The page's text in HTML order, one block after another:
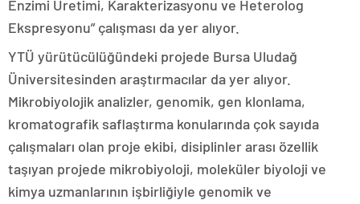
Enzimi Üretimi, Karakterizasyonu ve Heterolog
Ekspresyonu” çalışması da yer alıyor.
YTÜ yürütücülüğündeki projede Bursa Uludağ
Üniversitesinden araştırmacılar da yer alıyor.
Mikrobiyolojik analizler, genomik, gen klonlama,
kromatografik saflaştırma konularında çok sayıda
çalışmaları olan proje ekibi, disiplinler arası özellik
taşıyan projede mikrobiyoloji, moleküler biyoloji ve
kimya uzmanlarının işbirliğiyle genomik ve